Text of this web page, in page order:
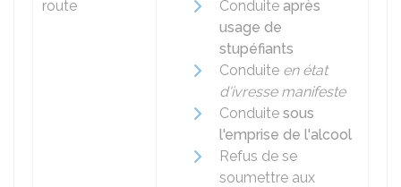
route
Conduite après
usage de
stupéfiants
Conduite en état
d'ivresse manifeste
Conduite sous
l'emprise de l'alcool
Refus de se
soumettre aux